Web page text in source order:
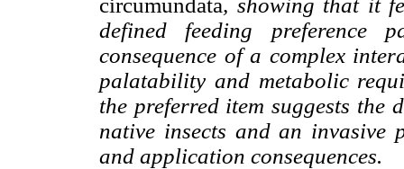
circumundata, showing that it
defined feeding preference
consequence of a complex
palatability and metabolic
the preferred item suggests the
native insects and an
and application consequences.